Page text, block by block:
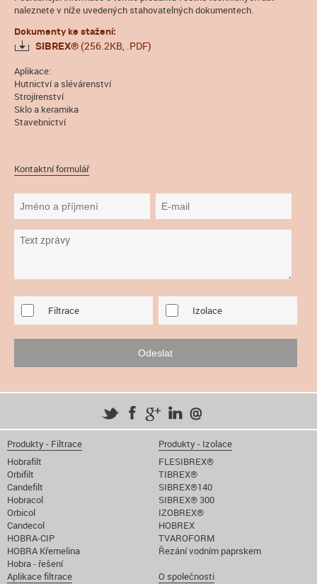
naleznete v níže uvedených stahovatelných dokumentech.
Dokumenty ke stažení:
SIBREX® (256.2KB, .PDF)
Aplikace:
Hutnictví a slévárenství
Strojírenství
Sklo a keramika
Stavebnictví
Kontaktní formulář
Filtrace Izolace
Produkty - Filtrace
Hobrafilt
Orbifilt
Candefilt
Hobracol
Orbicol
Candecol
HOBRA-CIP
HOBRA Křemelina
Hobra - řešení
Produkty - Izolace
FLESIBREX®
TIBREX®
SIBREX®140
SIBREX® 300
IZOBREX®
HOBREX
TVAROFORM
Řezání vodním paprskem
Aplikace filtrace
O společnosti